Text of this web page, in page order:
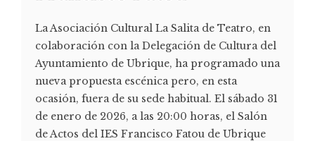
La Asociación Cultural La Salita de Teatro, en
colaboración con la Delegación de Cultura del
Ayuntamiento de Ubrique, ha programado una
nueva propuesta escénica pero, en esta
ocasión, fuera de su sede habitual. El sábado 31
de enero de 2026, a las 20:00 horas, el Salón
de Actos del IES Francisco Fatou de Ubrique